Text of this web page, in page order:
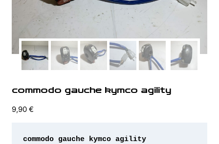
commodo gauche kymco agility
9,90 €
commodo gauche kymco agility